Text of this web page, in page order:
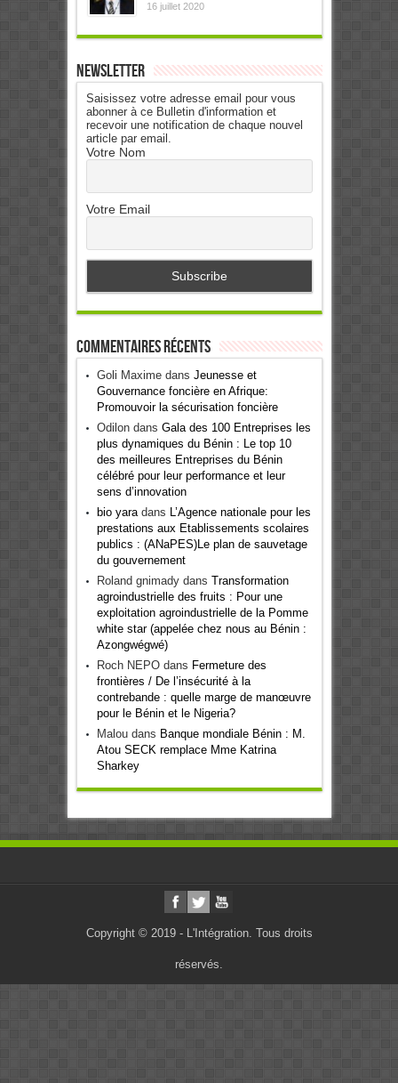
16 juillet 2020
Newsletter
Saisissez votre adresse email pour vous
abonner à ce Bulletin d'information et
recevoir une notification de chaque nouvel
article par email.
Votre Nom
Votre Email
Commentaires récents
Goli Maximedans Jeunesse et
Gouvernance foncière en Afrique:
Promouvoir la sécurisation foncière
Odilondans Gala des 100 Entreprises les
plus dynamiques du Bénin : Le top 10
des meilleures Entreprises du Bénin
célébré pour leur performance et leur
sens d’innovation
bio yaradans L’Agence nationale pour les
prestations aux Etablissements scolaires
publics : (ANaPES)Le plan de sauvetage
du gouvernement
Roland gnimadydans Transformation
agroindustrielle des fruits : Pour une
exploitation agroindustrielle de la Pomme
white star (appelée chez nous au Bénin :
Azongwégwé)
Roch NEPOdans Fermeture des
frontières / De l’insécurité à la
contrebande : quelle marge de manœuvre
pour le Bénin et le Nigeria?
Maloudans Banque mondiale Bénin : M.
Atou SECK remplace Mme Katrina
Sharkey
Copyright © 2019 - L'Intégration. Tous droits
réservés.